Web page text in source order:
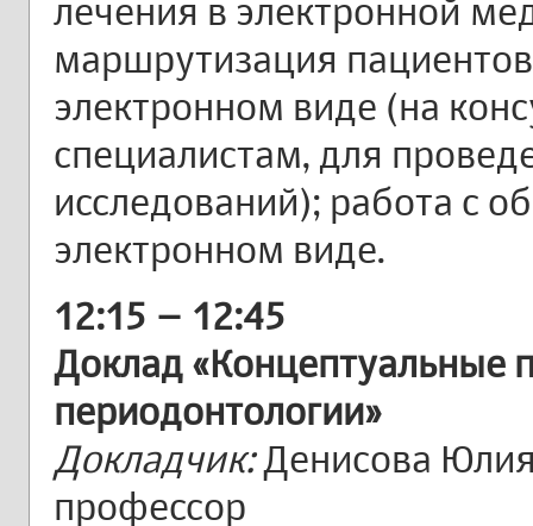
лечения в электронной
маршрутизация
электронном виде (на
специалистам, для
исследований); работа с
электронном виде.
12:15 – 12:45
Доклад «Концептуальные
периодонтологии»
Докладчик:Денисова
профессор